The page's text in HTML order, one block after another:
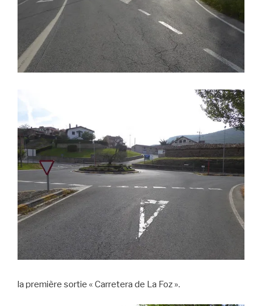
la première sortie « Carretera de La Foz ».